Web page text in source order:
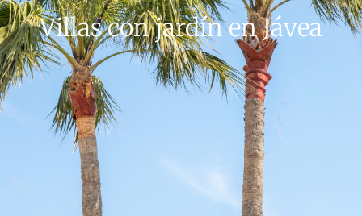
Villas con jardín en Jávea